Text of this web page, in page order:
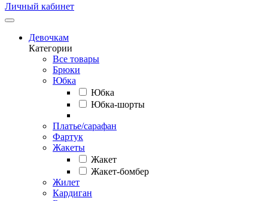
Личный кабинет
Девочкам
Категории
Все товары
Брюки
Юбка
Юбка
Юбка-шорты
Платье/сарафан
Фартук
Жакеты
Жакет
Жакет-бомбер
Жилет
Кардиган